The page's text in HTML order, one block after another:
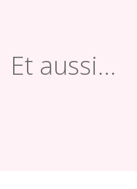
Et aussi...